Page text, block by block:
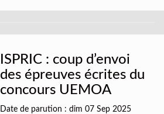
ISPRIC : coup d’envoi
des épreuves écrites du
concours UEMOA
Date de parution : dim 07 Sep 2025